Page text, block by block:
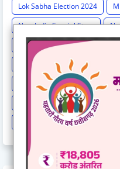
Lok Sabha Election 2024
New India Special Story
News India Special
Politics
Rahul Gandhi
Religion And Spirituality
sonia Gandhi
Sports
Train Cancel
Uttarpradesh